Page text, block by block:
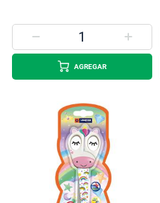
AGREGAR